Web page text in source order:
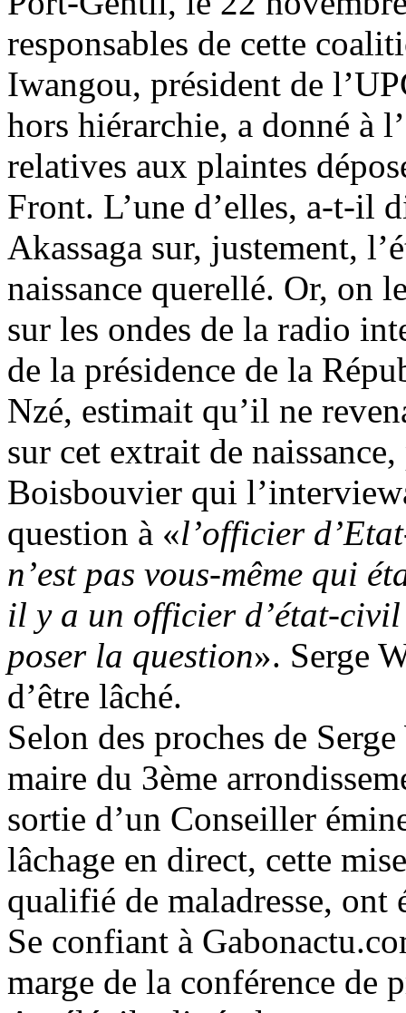
responsables de cette
Iwangou, président de
hors hiérarchie, a donné à
relatives aux plaintes
Front. L’une d’elles, a-t-il
Akassaga sur, justement,
naissance querellé. Or, on
sur les ondes de la radio
de la présidence de la
Nzé, estimait qu’il ne
sur cet extrait de
Boisbouvier qui
question à «l’officier
n’est pas vous-même qui
il y a un officier d’état-
poser la question». Serge
d’être lâché.
Selon des proches de
maire du 3ème
sortie d’un Conseiller
lâchage en direct, cette
qualifié de maladresse, ont
Se confiant à
marge de la conférence de